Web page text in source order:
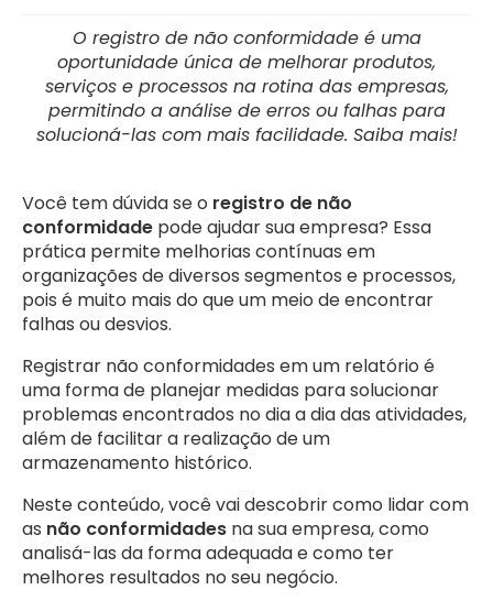
O registro de não conformidade é uma
oportunidade única de melhorar produtos,
serviços e processos na rotina das empresas,
permitindo a análise de erros ou falhas para
solucioná-las com mais facilidade. Saiba mais!
Você tem dúvida se o registro de não
conformidade pode ajudar sua empresa? Essa
prática permite melhorias contínuas em
organizações de diversos segmentos e processos,
pois é muito mais do que um meio de encontrar
falhas ou desvios.
Registrar não conformidades em um relatório é
uma forma de planejar medidas para solucionar
problemas encontrados no dia a dia das atividades,
além de facilitar a realização de um
armazenamento histórico.
Neste conteúdo, você vai descobrir como lidar com
as não conformidades na sua empresa, como
analisá-las da forma adequada e como ter
melhores resultados no seu negócio.